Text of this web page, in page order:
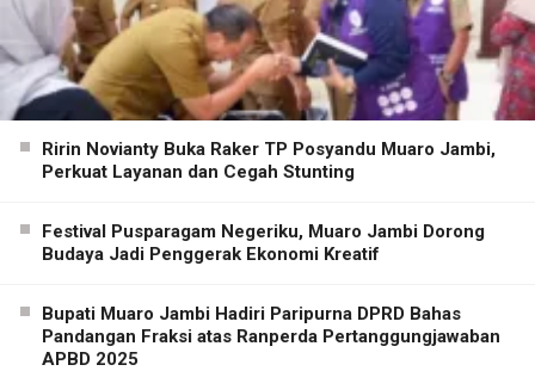
Ririn Novianty Buka Raker TP Posyandu Muaro Jambi,
Perkuat Layanan dan Cegah Stunting
Festival Pusparagam Negeriku, Muaro Jambi Dorong
Budaya Jadi Penggerak Ekonomi Kreatif
Bupati Muaro Jambi Hadiri Paripurna DPRD Bahas
Pandangan Fraksi atas Ranperda Pertanggungjawaban
APBD 2025